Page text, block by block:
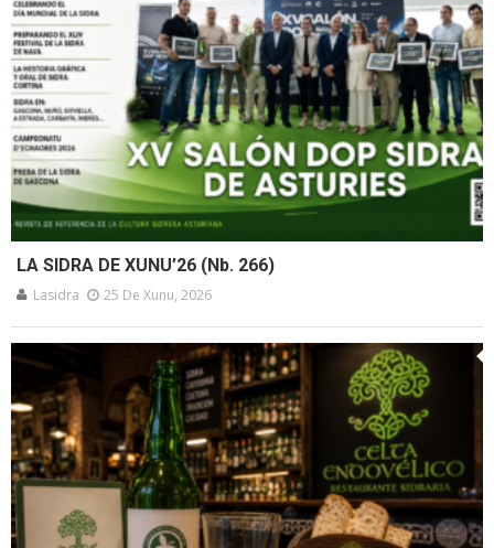
LA SIDRA DE XUNU’26 (Nb. 266)
Lasidra 25 De Xunu, 2026